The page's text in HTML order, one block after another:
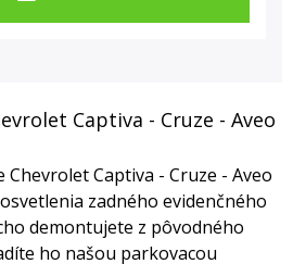
Captiva - Cruze - Aveo
Captiva - Cruze - Aveo
zadného evidenčného
demontujete z pôvodného
ho našou parkovacou